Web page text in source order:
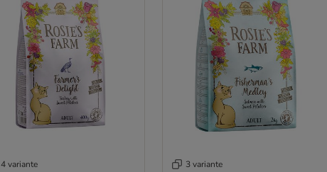
4 variante 3 variante